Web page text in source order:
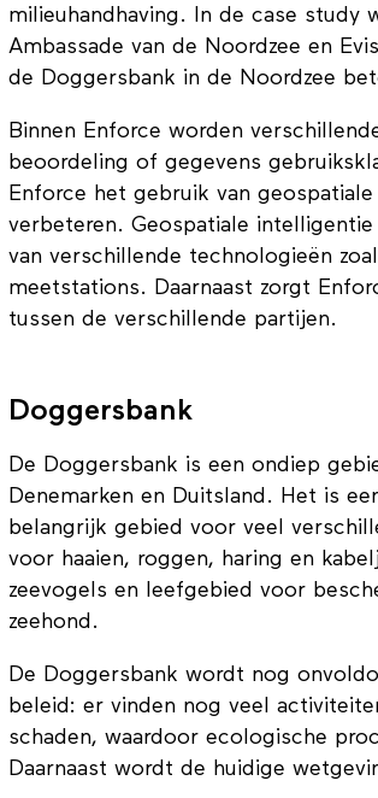
milieuhandhaving. In de case study
Ambassade van de Noordzee en
de Doggersbank in de Noordzee
Binnen Enforce worden
beoordeling of gegevens
Enforce het gebruik van
verbeteren. Geospatiale
van verschillende technologieën
meetstations. Daarnaast zorgt
tussen de verschillende partijen.
Doggersbank
De Doggersbank is een ondiep
Denemarken en Duitsland. Het is
belangrijk gebied voor veel
voor haaien, roggen, haring en
zeevogels en leefgebied voor
zeehond.
De Doggersbank wordt nog
beleid: er vinden nog veel
schaden, waardoor ecologische
Daarnaast wordt de huidige